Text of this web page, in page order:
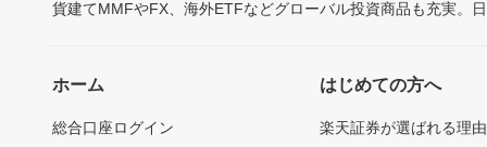
貨建てMMFやFX、海外ETFなどグローバル投資商品も充実。
ホーム
総合口座ログイン
はじめての方へ
楽天証券が選ばれる理由